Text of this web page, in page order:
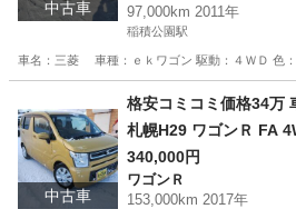
中古車
97,000km 2011年
稲積公園駅
車名：三菱 車種：ｅｋワゴン 駆動：４ＷＤ 色
稲積公園駅 eKワゴン
中古車
格安コミコミ価格34万
札幌
340,000円
ワゴンＲ
153,000km 2017年